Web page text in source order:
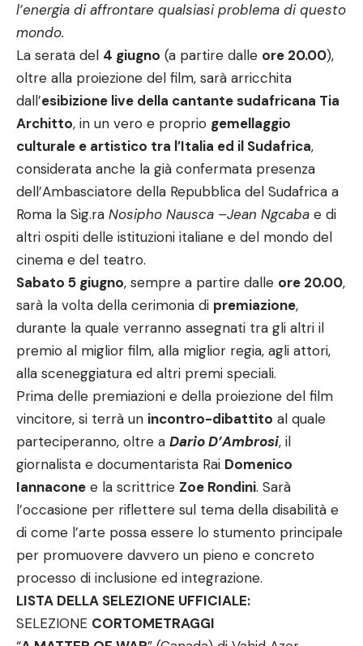
l’energia di affrontare qualsiasi problema di questo
mondo.
La serata del 4 giugno (a partire dalle ore 20.00),
oltre alla proiezione del film, sarà arricchita
dall’esibizione live della cantante sudafricana Tia
Architto, in un vero e proprio gemellaggio
culturale e artistico tra l’Italia ed il Sudafrica,
considerata anche la già confermata presenza
dell’Ambasciatore della Repubblica del Sudafrica a
Roma la Sig.ra Nosipho Nausca –Jean Ngcaba e di
altri ospiti delle istituzioni italiane e del mondo del
cinema e del teatro.
Sabato 5 giugno, sempre a partire dalle ore 20.00,
sarà la volta della cerimonia di premiazione,
durante la quale verranno assegnati tra gli altri il
premio al miglior film, alla miglior regia, agli attori,
alla sceneggiatura ed altri premi speciali.
Prima delle premiazioni e della proiezione del film
vincitore, si terrà un incontro-dibattito al quale
parteciperanno, oltre a Dario D’Ambrosi, il
giornalista e documentarista Rai Domenico
Iannacone e la scrittrice Zoe Rondini. Sarà
l’occasione per riflettere sul tema della disabilità e
di come l’arte possa essere lo stumento principale
per promuovere davvero un pieno e concreto
processo di inclusione ed integrazione.
LISTA DELLA SELEZIONE UFFICIALE:
SELEZIONE CORTOMETRAGGI